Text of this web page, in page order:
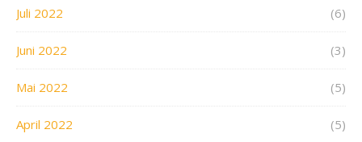
Juli 2022 (6)
Juni 2022 (3)
Mai 2022 (5)
April 2022 (5)